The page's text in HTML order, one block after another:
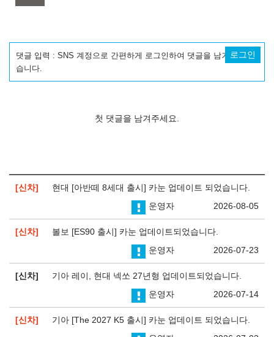
댓글 입력 : SNS 계정으로 간편하게 로그인하여 댓글을 남기실 수 있
습니다.
로그인
첫 댓글을 남겨주세요.
신차
현대 [아반떼 8세대 출시] 카눈 업데이트 되었습니다.
2026-08-05
운영자
신차
볼보 [ES90 출시] 카눈 업데이트되었습니다.
2026-07-23
운영자
신차
기아 레이, 현대 넥쏘 27년형 업데이트되었습니다.
2026-07-14
운영자
신차
기아 [The 2027 K5 출시] 카눈 업데이트 되었습니다.